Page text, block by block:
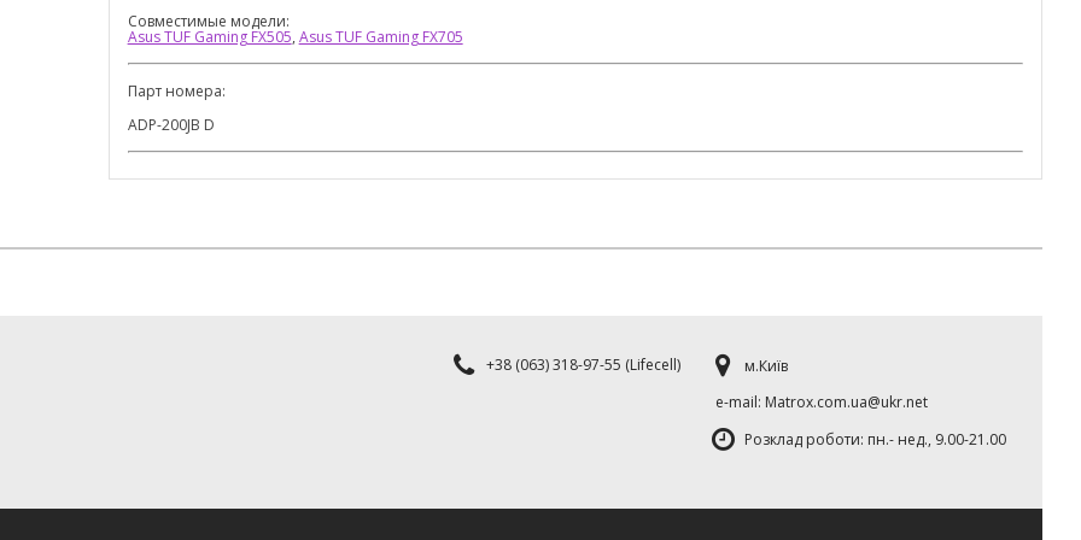
Совместимые модели:
Asus TUF Gaming FX505, Asus TUF Gaming FX705
Парт номера:
ADP-200JB D
+38 (063) 318-97-55 (Lifecell)
м.Київ
е-mаil: Matrox.com.ua@ukr.net
Розклад роботи: пн.- нед., 9.00-21.00